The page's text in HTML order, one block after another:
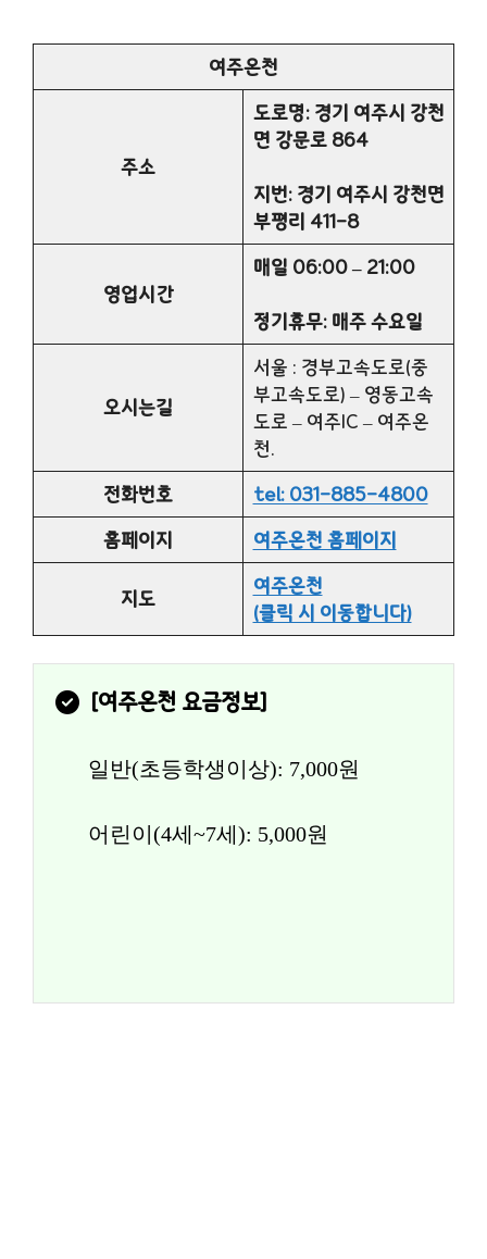
여주온천
주소
도로명: 경기 여주시 강천
면 강문로 864
지번: 경기 여주시 강천면
부평리 411-8
영업시간
매일 06:00 – 21:00
정기휴무: 매주 수요일
오시는길
서울 : 경부고속도로(중
부고속도로) – 영동고속
도로 – 여주IC – 여주온
천.
전화번호
tel: 031-885-4800
홈페이지
여주온천 홈페이지
지도
여주온천
(클릭 시 이동합니다)
[여주온천 요금정보]
일반(초등학생이상): 7,000원
어린이(4세~7세): 5,000원